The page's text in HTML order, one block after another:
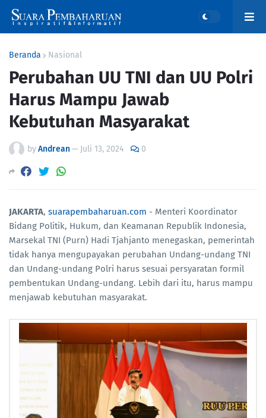
Beranda Nasional
Perubahan UU TNI dan UU Polri
Harus Mampu Jawab
Kebutuhan Masyarakat
byAndrean— Juli 13, 2024 0
JAKARTA, suarapembaharuan.com - Menteri Koordinator
Bidang Politik, Hukum, dan Keamanan Republik Indonesia,
Marsekal TNI (Purn) Hadi Tjahjanto menegaskan, pemerintah
tidak hanya mengupayakan perubahan Undang-undang TNI
dan Undang-undang Polri harus sesuai persyaratan formil
pembentukan Undang-undang. Lebih dari itu, harus mampu
menjawab kebutuhan masyarakat.